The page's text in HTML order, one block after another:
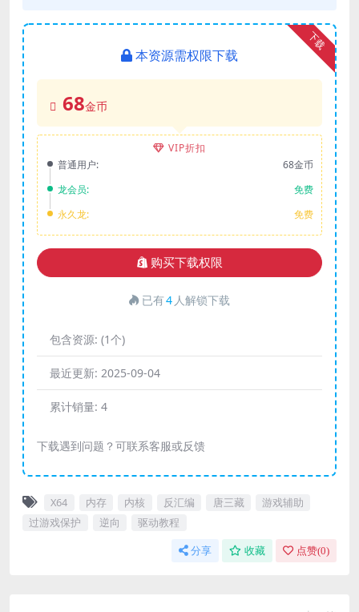
下载
本资源需权限下载
68金币
VIP折扣
普通用户:
68金币
龙会员:
免费
永久龙:
免费
购买下载权限
已有4 人解锁下载
包含资源: (1个)
最近更新: 2025-09-04
累计销量: 4
下载遇到问题？可联系客服或反馈
X64 内存 内核 反汇编 唐三藏
游戏辅助
过游戏保护
逆向 驱动教程
分享 收藏 点赞(0)